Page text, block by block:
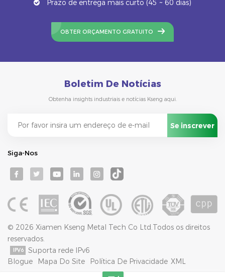
Prazo de entrega mais curto (45 ~ 60 dias)
OBTER ORÇAMENTO GRATUITO
Boletim De Notícias
Obtenha insights industriais e notícias Kseng aqui.
Siga-Nos
© 2026 Xiamen Kseng Metal Tech Co Ltd.Todos os direitos
reservados.
Suporta rede IPv6
Blogue
Mapa Do Site Política De Privacidade XML